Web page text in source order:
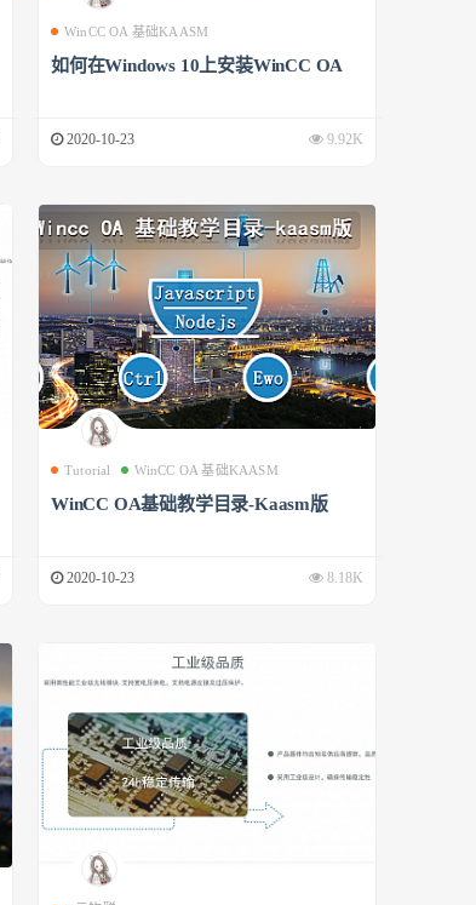
WinCC OA 基础KAASM
如何在Windows 10上安装WinCC OA
2020-10-23 9.92K
Tutorial WinCC OA 基础KAASM
WinCC OA基础教学目录-Kaasm版
2020-10-23 8.18K